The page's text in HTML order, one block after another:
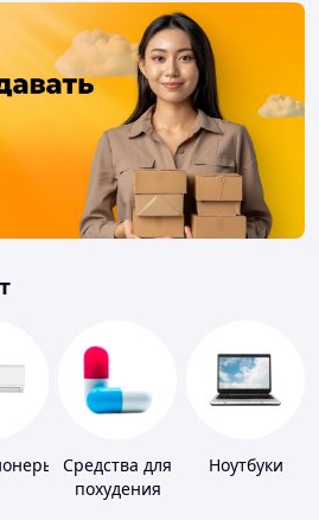
Средства для
похудения
Ноутбуки